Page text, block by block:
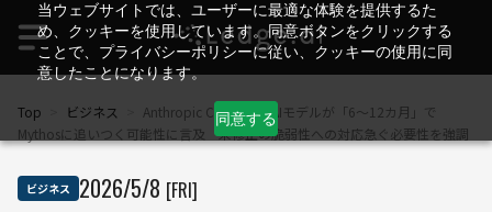
当ウェブサイトでは、ユーザーに最適な体験を提供するた
め、クッキーを使用しています。同意ボタンをクリックする
ことで、プライバシーポリシーに従い、クッキーの使用に同
意したことになります。
同意する
Top ビジネス
Anthropic CEO、中国AIモデルが「6〜12カ月」で
Mythosに追いつく可能性に言及 未修正の脆弱性への対応急ぐ必要性を強調
ビジネス 2026/5/8 [FRI]